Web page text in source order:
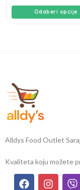
Odaberi opcije
Alldys Food Outlet
Kvaliteta koju možete